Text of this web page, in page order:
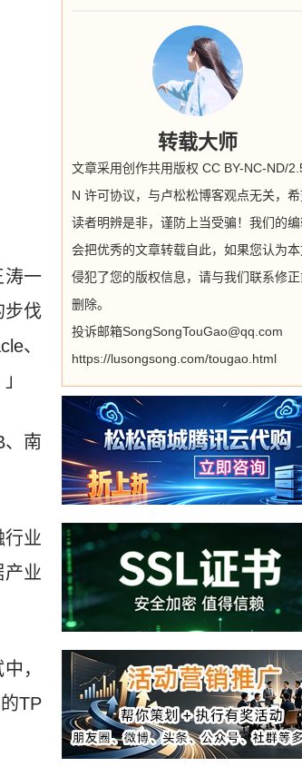
涛一
步伐
、
、南
行业
业
，
TP
转载大师
文章采用创作共用版权 CC BY-NC-ND/
N 许可协议，与卢松松博客观点无关，
读者明辨是非，谨防上当受骗！我们的
会把优秀的文章转载自此，如果您认为
侵犯了您的版权信息，请与我们联系修
删除。
投诉邮箱SongSongTouGao@qq.com
https://lusongsong.com/tougao.html